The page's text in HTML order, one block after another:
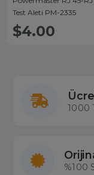
Test Aleti PM-2335
$4.00
1000
%100